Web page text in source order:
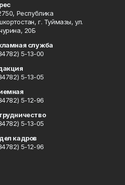
Республика
г. Туймазы, ул.
20Б
служба
5-13-00
5-13-05
5-12-96
5-13-05
кадров
5-12-96